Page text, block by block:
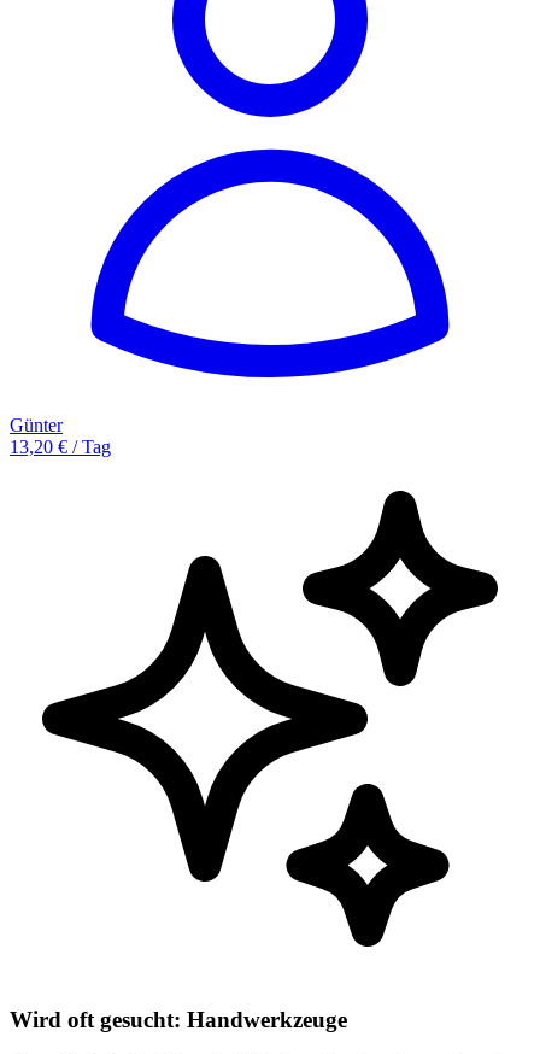
Günter
13,20 € / Tag
Wird oft gesucht: Handwerkzeuge